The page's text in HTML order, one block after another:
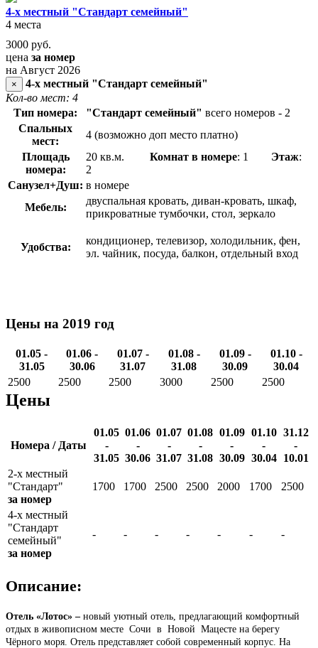
4-х местный "Стандарт семейный"
4 места
3000 руб.
цена за номер
на Август 2026
×
4-х местный "Стандарт семейный"
Кол-во мест: 4
Тип номера:
"Стандарт семейный" всего номеров - 2
Спальных
мест:
4 (возможно доп место платно)
Площадь
номера:
20 кв.м. Комнат в номере: 1 Этаж:
2
Санузел+Душ: в номере
Мебель:
двуспальная кровать, диван-кровать, шкаф,
прикроватные тумбочки, стол, зеркало
Удобства:
кондиционер, телевизор, холодильник, фен,
эл. чайник, посуда, балкон, отдельный вход
Цены на 2019 год
01.05 -
31.05
01.06 -
30.06
01.07 -
31.07
01.08 -
31.08
01.09 -
30.09
01.10 -
30.04
2500
2500 2500 3000 2500 2500
Цены
Номера / Даты
01.05
-
31.05
01.06
-
30.06
01.07
-
31.07
01.08
-
31.08
01.09
-
30.09
01.10
-
30.04
31.12
-
10.01
2-х местный
"Стандарт"
за номер
1700 1700 2500 2500 2000 1700 2500
4-х местный
"Стандарт
семейный"
за номер
- - - - - - -
Описание:
Отель «Лотос» – новый уютный отель, предлагающий комфортный
отдых в живописном месте Сочи в Новой Мацесте на берегу
Чёрного моря. Отель представляет собой современный корпус. На